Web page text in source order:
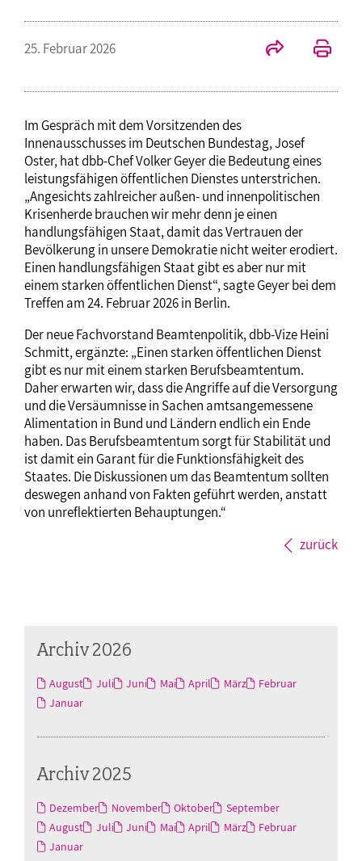
25. Februar 2026
Im Gespräch mit dem Vorsitzenden des
Innenausschusses im Deutschen Bundestag, Josef
Oster, hat dbb-Chef Volker Geyer die Bedeutung eines
leistungsfähigen öffentlichen Dienstes unterstrichen.
„Angesichts zahlreicher außen- und innenpolitischen
Krisenherde brauchen wir mehr denn je einen
handlungsfähigen Staat, damit das Vertrauen der
Bevölkerung in unsere Demokratie nicht weiter erodiert.
Einen handlungsfähigen Staat gibt es aber nur mit
einem starken öffentlichen Dienst“, sagte Geyer bei dem
Treffen am 24. Februar 2026 in Berlin.
Der neue Fachvorstand Beamtenpolitik, dbb-Vize Heini
Schmitt, ergänzte: „Einen starken öffentlichen Dienst
gibt es nur mit einem starken Berufsbeamtentum.
Daher erwarten wir, dass die Angriffe auf die Versorgung
und die Versäumnisse in Sachen amtsangemessene
Alimentation in Bund und Ländern endlich ein Ende
haben. Das Berufsbeamtentum sorgt für Stabilität und
ist damit ein Garant für die Funktionsfähigkeit des
Staates. Die Diskussionen um das Beamtentum sollten
deswegen anhand von Fakten geführt werden, anstatt
von unreflektierten Behauptungen.“
zurück
Archiv 2026
August Juli Juni Mai April März
Februar
Januar
Archiv 2025
Dezember November Oktober
September
August
Juli Juni Mai April März
Februar
Januar